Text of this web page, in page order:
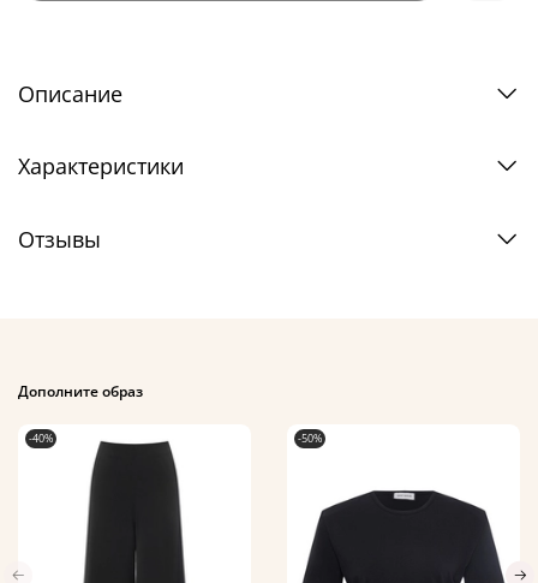
Описание
Характеристики
Отзывы
Дополните образ
-40% -50%